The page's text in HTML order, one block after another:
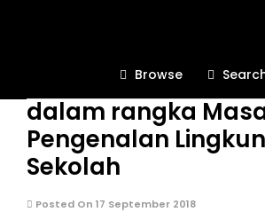
Browse
Jalan Sehat SMK
dalam rangka
Pengenalan
Sekolah
Posted On 17 September 2018